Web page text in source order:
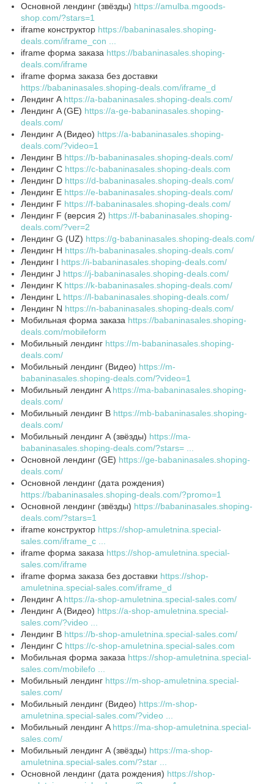
Основной лендинг (звёзды) https://amulba.mgoods-
shop.com/?stars=1
iframe конструктор https://babaninasales.shoping-
deals.com/iframe_con ...
iframe форма заказа https://babaninasales.shoping-
deals.com/iframe
iframe форма заказа без доставки
https://babaninasales.shoping-deals.com/iframe_d
Лендинг A https://a-babaninasales.shoping-deals.com/
Лендинг A (GE) https://a-ge-babaninasales.shoping-
deals.com/
Лендинг A (Видео) https://a-babaninasales.shoping-
deals.com/?video=1
Лендинг B https://b-babaninasales.shoping-deals.com/
Лендинг C https://c-babaninasales.shoping-deals.com
Лендинг D https://d-babaninasales.shoping-deals.com/
Лендинг E https://e-babaninasales.shoping-deals.com/
Лендинг F https://f-babaninasales.shoping-deals.com/
Лендинг F (версия 2) https://f-babaninasales.shoping-
deals.com/?ver=2
Лендинг G (UZ) https://g-babaninasales.shoping-deals.com/
Лендинг H https://h-babaninasales.shoping-deals.com/
Лендинг I https://i-babaninasales.shoping-deals.com/
Лендинг J https://j-babaninasales.shoping-deals.com/
Лендинг K https://k-babaninasales.shoping-deals.com/
Лендинг L https://l-babaninasales.shoping-deals.com/
Лендинг N https://n-babaninasales.shoping-deals.com/
Мобильная форма заказа https://babaninasales.shoping-
deals.com/mobileform
Мобильный лендинг https://m-babaninasales.shoping-
deals.com/
Мобильный лендинг (Видео) https://m-
babaninasales.shoping-deals.com/?video=1
Мобильный лендинг A https://ma-babaninasales.shoping-
deals.com/
Мобильный лендинг B https://mb-babaninasales.shoping-
deals.com/
Мобильный лендинг А (звёзды) https://ma-
babaninasales.shoping-deals.com/?stars= ...
Основной лендинг (GE) https://ge-babaninasales.shoping-
deals.com/
Основной лендинг (дата рождения)
https://babaninasales.shoping-deals.com/?promo=1
Основной лендинг (звёзды) https://babaninasales.shoping-
deals.com/?stars=1
iframe конструктор https://shop-amuletnina.special-
sales.com/iframe_c ...
iframe форма заказа https://shop-amuletnina.special-
sales.com/iframe
iframe форма заказа без доставки https://shop-
amuletnina.special-sales.com/iframe_d
Лендинг A https://a-shop-amuletnina.special-sales.com/
Лендинг A (Видео) https://a-shop-amuletnina.special-
sales.com/?video ...
Лендинг B https://b-shop-amuletnina.special-sales.com/
Лендинг C https://c-shop-amuletnina.special-sales.com
Мобильная форма заказа https://shop-amuletnina.special-
sales.com/mobilefo ...
Мобильный лендинг https://m-shop-amuletnina.special-
sales.com/
Мобильный лендинг (Видео) https://m-shop-
amuletnina.special-sales.com/?video ...
Мобильный лендинг A https://ma-shop-amuletnina.special-
sales.com/
Мобильный лендинг А (звёзды) https://ma-shop-
amuletnina.special-sales.com/?star ...
Основной лендинг (дата рождения) https://shop-